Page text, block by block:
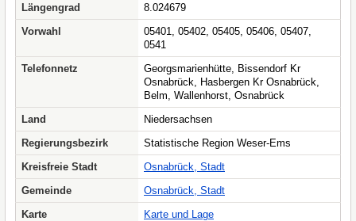
Längengrad
8.024679
Vorwahl
05401, 05402, 05405, 05406, 05407,
0541
Telefonnetz
Georgsmarienhütte, Bissendorf Kr
Osnabrück, Hasbergen Kr Osnabrück,
Belm, Wallenhorst, Osnabrück
Land
Niedersachsen
Regierungsbezirk
Statistische Region Weser-Ems
Kreisfreie Stadt
Osnabrück, Stadt
Gemeinde
Osnabrück, Stadt
Karte
Karte und Lage